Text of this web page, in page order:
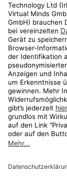
Shop
Aktionen
Travel